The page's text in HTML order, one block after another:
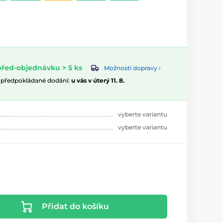
objednávku > 5 ks
Možnosti dopravy ›
dodání: u vás v úterý 11. 8.
vyberte variantu
vyberte variantu
Přidat do košíku